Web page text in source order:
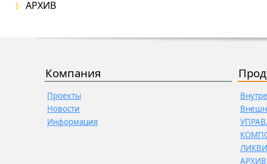
АРХИВ
Компания
Проекты
Новости
Информация
АРХИВ